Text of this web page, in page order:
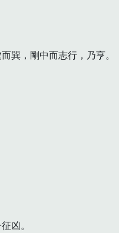
巽，剛中而志行，乃亨
凶。